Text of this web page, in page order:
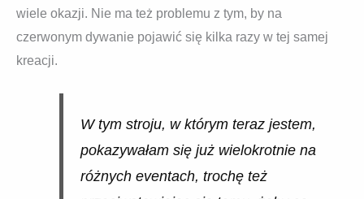
wiele okazji. Nie ma też problemu z tym, by na
czerwonym dywanie pojawić się kilka razy w tej samej
kreacji.
W tym stroju, w którym teraz jestem,
pokazywałam się już wielokrotnie na
różnych eventach, trochę też